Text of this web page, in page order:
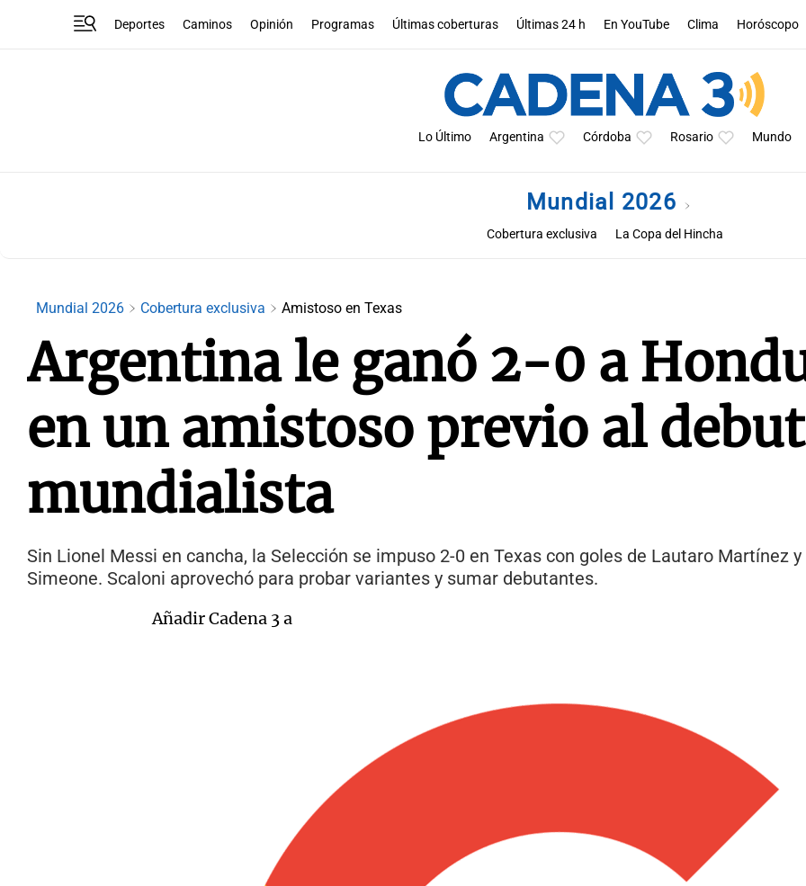
Deportes Caminos Opinión Programas Últimas coberturas Últimas 24 h En YouTube Clima Horóscopo
Lo Último Argentina Córdoba Rosario Mundo
Mundial 2026
Cobertura exclusiva La Copa del Hincha
Mundial 2026 Cobertura exclusiva Amistoso en Texas
Argentina le ganó 2-0 a
en un amistoso previo al debut
mundialista
Sin Lionel Messi en cancha, la Selección se impuso 2-0 en Texas con goles de Lautaro Martínez
Simeone. Scaloni aprovechó para probar variantes y sumar debutantes.
Añadir Cadena 3 a